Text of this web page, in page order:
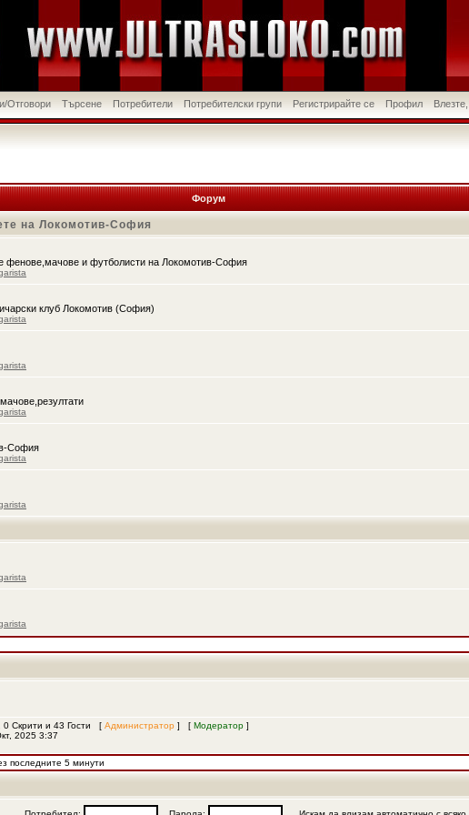
Отговори Търсене Потребители Потребителски групи Регистрирайте се Профил
Форум
на Локомотив-София
фенове,мачове и футболисти на Локомотив-София
клуб Локомотив (София)
София
0 Скрити и 43 Гости [ Администратор ] [ Модератор ]
2025 3:37
последните 5 минути